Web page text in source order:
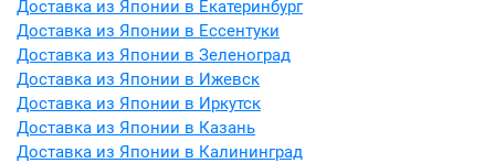
Доставка из Японии в Екатеринбург
Доставка из Японии в Ессентуки
Доставка из Японии в Зеленоград
Доставка из Японии в Ижевск
Доставка из Японии в Иркутск
Доставка из Японии в Казань
Доставка из Японии в Калининград